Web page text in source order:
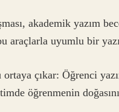
akademik yazım
araçlarla uyumlu bir
çıkar: Öğrenci
öğrenmenin